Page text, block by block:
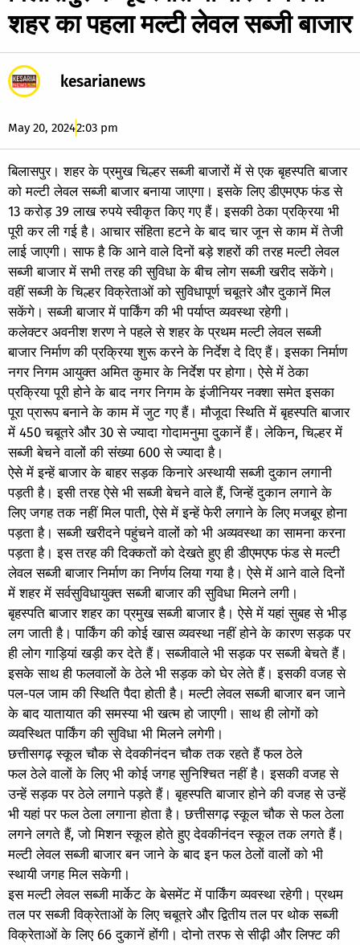
शहर का पहला मल्टी लेवल सब्जी बाजार
kesarianews
May 20, 20242:03 pm
बिलासपुर। शहर के प्रमुख चिल्हर सब्जी बाजारों में से एक बृहस्पति बाजार
को मल्टी लेवल सब्जी बाजार बनाया जाएगा। इसके लिए डीएमएफ फंड से
13 करोड़ 39 लाख रुपये स्वीकृत किए गए हैं। इसकी ठेका प्रक्रिया भी
पूरी कर ली गई है। आचार संहिता हटने के बाद चार जून से काम में तेजी
लाई जाएगी। साफ है कि आने वाले दिनों बड़े शहरों की तरह मल्टी लेवल
सब्जी बाजार में सभी तरह की सुविधा के बीच लोग सब्जी खरीद सकेंगे।
वहीं सब्जी के चिल्हर विक्रेताओं को सुविधापूर्ण चबूतरे और दुकानें मिल
सकेंगे। सब्जी बाजार में पार्किंग की भी पर्याप्त व्यवस्था रहेगी।
कलेक्टर अवनीश शरण ने पहले से शहर के प्रथम मल्टी लेवल सब्जी
बाजार निर्माण की प्रक्रिया शुरू करने के निर्देश दे दिए हैं। इसका निर्माण
नगर निगम आयुक्त अमित कुमार के निर्देश पर होगा। ऐसे में ठेका
प्रक्रिया पूरी होने के बाद नगर निगम के इंजीनियर नक्शा समेत इसका
पूरा प्रारूप बनाने के काम में जुट गए हैं। मौजूदा स्थिति में बृहस्पति बाजार
में 450 चबूतरे और 30 से ज्यादा गोदामनुमा दुकानें हैं। लेकिन, चिल्हर में
सब्जी बेचने वालों की संख्या 600 से ज्यादा है।
ऐसे में इन्हें बाजार के बाहर सड़क किनारे अस्थायी सब्जी दुकान लगानी
पड़ती है। इसी तरह ऐसे भी सब्जी बेचने वाले हैं, जिन्हें दुकान लगाने के
लिए जगह तक नहीं मिल पाती, ऐसे में इन्हें फेरी लगाने के लिए मजबूर होना
पड़ता है। सब्जी खरीदने पहुंचने वालों को भी अव्यवस्था का सामना करना
पड़ता है। इस तरह की दिक्कतों को देखते हुए ही डीएमएफ फंड से मल्टी
लेवल सब्जी बाजार निर्माण का निर्णय लिया गया है। ऐसे में आने वाले दिनों
में शहर में सर्वसुविधायुक्त सब्जी बाजार की सुविधा मिलने लगी।
बृहस्पति बाजार शहर का प्रमुख सब्जी बाजार है। ऐसे में यहां सुबह से भीड़
लग जाती है। पार्किंग की कोई खास व्यवस्था नहीं होने के कारण सड़क पर
ही लोग गाड़ियां खड़ी कर देते हैं। सब्जीवाले भी सड़क पर सब्जी बेचते हैं।
इसके साथ ही फलवालों के ठेले भी सड़क को घेर लेते हैं। इसकी वजह से
पल-पल जाम की स्थिति पैदा होती है। मल्टी लेवल सब्जी बाजार बन जाने
के बाद यातायात की समस्या भी खत्म हो जाएगी। साथ ही लोगों को
व्यवस्थित पार्किंग की सुविधा भी मिलने लगेगी।
छत्तीसगढ़ स्कूल चौक से देवकीनंदन चौक तक रहते हैं फल ठेले
फल ठेले वालों के लिए भी कोई जगह सुनिश्चित नहीं है। इसकी वजह से
उन्हें सड़क पर ठेले लगाने पड़ते हैं। बृहस्पति बाजार होने की वजह से उन्हें
भी यहां पर फल ठेला लगाना होता है। छत्तीसगढ़ स्कूल चौक से फल ठेला
लगने लगते हैं, जो मिशन स्कूल होते हुए देवकीनंदन स्कूल तक लगते हैं।
मल्टी लेवल सब्जी बाजार बन जाने के बाद इन फल ठेलों वालों को भी
स्थायी जगह मिल सकेगी।
इस मल्टी लेवल सब्जी मार्केट के बेसमेंट में पार्किंग व्यवस्था रहेगी। प्रथम
तल पर सब्जी विक्रेताओं के लिए चबूतरे और द्वितीय तल पर थोक सब्जी
विक्रेताओं के लिए 66 दुकानें होंगी। दोनो तरफ से सीढ़ी और लिफ्ट की